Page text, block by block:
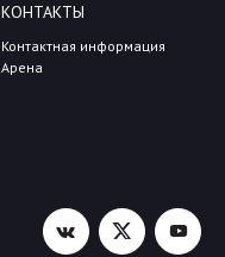
КОНТАКТЫ
Контактная информация
Арена